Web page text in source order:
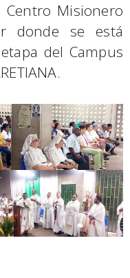
Misionero
donde se está
del Campus